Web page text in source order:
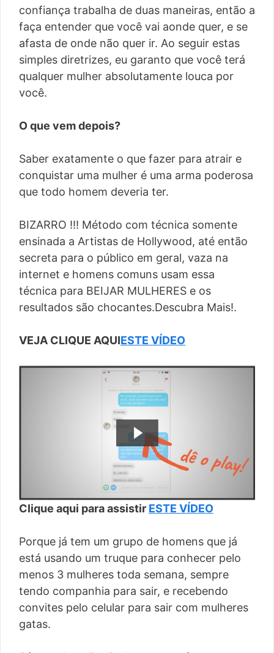
confiança trabalha de duas maneiras, então a
faça entender que você vai aonde quer, e se
afasta de onde não quer ir. Ao seguir estas
simples diretrizes, eu garanto que você terá
qualquer mulher absolutamente louca por
você.
O que vem depois?
Saber exatamente o que fazer para atrair e
conquistar uma mulher é uma arma poderosa
que todo homem deveria ter.
BIZARRO !!! Método com técnica somente
ensinada a Artistas de Hollywood, até então
secreta para o público em geral, vaza na
internet e homens comuns usam essa
técnica para BEIJAR MULHERES e os
resultados são chocantes.Descubra Mais!.
VEJA CLIQUE AQUIESTE VÍDEO
Clique aqui para assistir ESTE VÍDEO
Porque já tem um grupo de homens que já
está usando um truque para conhecer pelo
menos 3 mulheres toda semana, sempre
tendo companhia para sair, e recebendo
convites pelo celular para sair com mulheres
gatas.